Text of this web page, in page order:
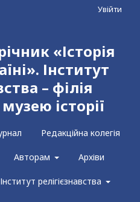
«Історія
Інститут
– філія
історії
Редакційна колегія
Авторам Архіви
Інститут релігієзнавства
Увійти